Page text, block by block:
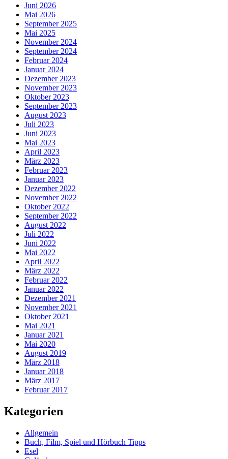
Juni 2026
Mai 2026
September 2025
Mai 2025
November 2024
September 2024
Februar 2024
Januar 2024
Dezember 2023
November 2023
Oktober 2023
September 2023
August 2023
Juli 2023
Juni 2023
Mai 2023
April 2023
März 2023
Februar 2023
Januar 2023
Dezember 2022
November 2022
Oktober 2022
September 2022
August 2022
Juli 2022
Juni 2022
Mai 2022
April 2022
März 2022
Februar 2022
Januar 2022
Dezember 2021
November 2021
Oktober 2021
Mai 2021
Januar 2021
Mai 2020
August 2019
März 2018
Januar 2018
März 2017
Februar 2017
Kategorien
Allgemein
Buch, Film, Spiel und Hörbuch Tipps
Esel